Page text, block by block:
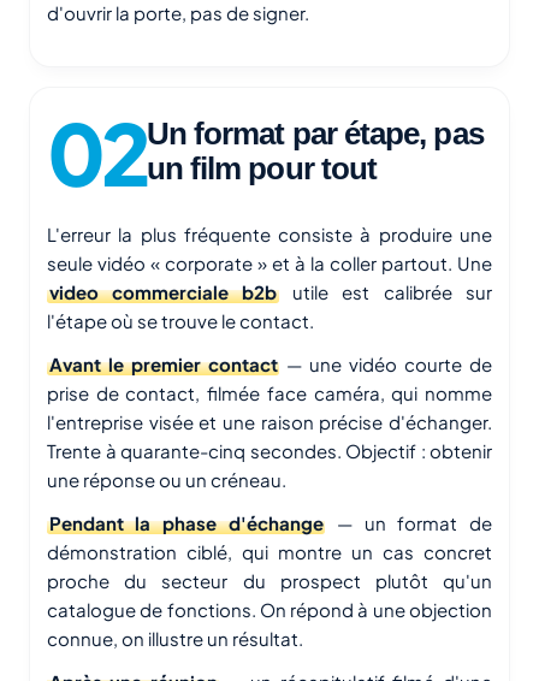
d'ouvrir la porte, pas de signer.
Un format par étape, pas
un film pour tout
L'erreur la plus fréquente consiste à produire une
seule vidéo « corporate » et à la coller partout. Une
video commerciale b2butile est calibrée sur
l'étape où se trouve le contact.
Avant le premier contact — une vidéo courte de
prise de contact, filmée face caméra, qui nomme
l'entreprise visée et une raison précise d'échanger.
Trente à quarante-cinq secondes. Objectif : obtenir
une réponse ou un créneau.
Pendant la phase d'échange — un format de
démonstration ciblé, qui montre un cas concret
proche du secteur du prospect plutôt qu'un
catalogue de fonctions. On répond à une objection
connue, on illustre un résultat.